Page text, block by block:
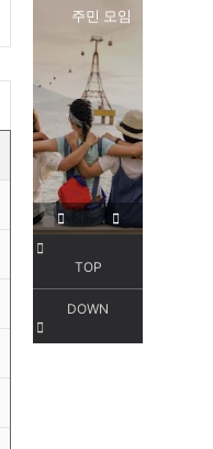
주민 모임
서해선
TOP
DOWN